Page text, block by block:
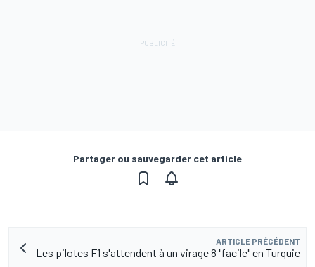
Partager ou sauvegarder cet article
ARTICLE PRÉCÉDENT
Les pilotes F1 s'attendent à un virage 8 "facile" en Turquie